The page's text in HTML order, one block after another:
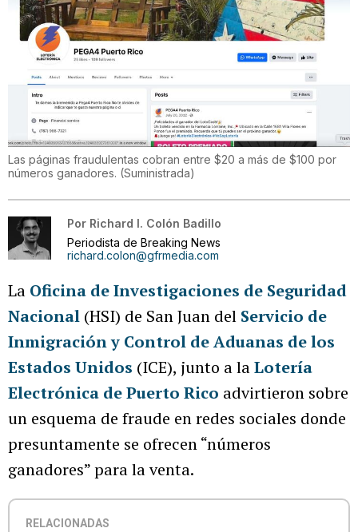
Las páginas fraudulentas cobran entre $20 a más de $100 por
números ganadores. (Suministrada)
Por Richard I. Colón Badillo
Periodista de Breaking News
richard.colon@gfrmedia.com
La Oficina de Investigaciones de Seguridad
Nacional (HSI) de San Juan del Servicio de
Inmigración y Control de Aduanas de los
Estados Unidos (ICE), junto a laLotería
Electrónica de Puerto Rico advirtieron sobre
un esquema de fraude en redes sociales donde
presuntamente se ofrecen “números
ganadores” para la venta.
RELACIONADAS